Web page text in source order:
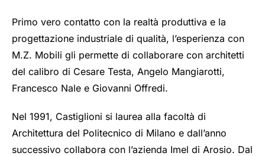
Primo vero contatto con la realtà produttiva e la
progettazione industriale di qualità, l’esperienza con
M.Z. Mobili gli permette di collaborare con architetti
del calibro di Cesare Testa, Angelo Mangiarotti,
Francesco Nale e Giovanni Offredi.
Nel 1991, Castiglioni si laurea alla facoltà di
Architettura del Politecnico di Milano e dall’anno
successivo collabora con l’azienda Imel di Arosio. Dal